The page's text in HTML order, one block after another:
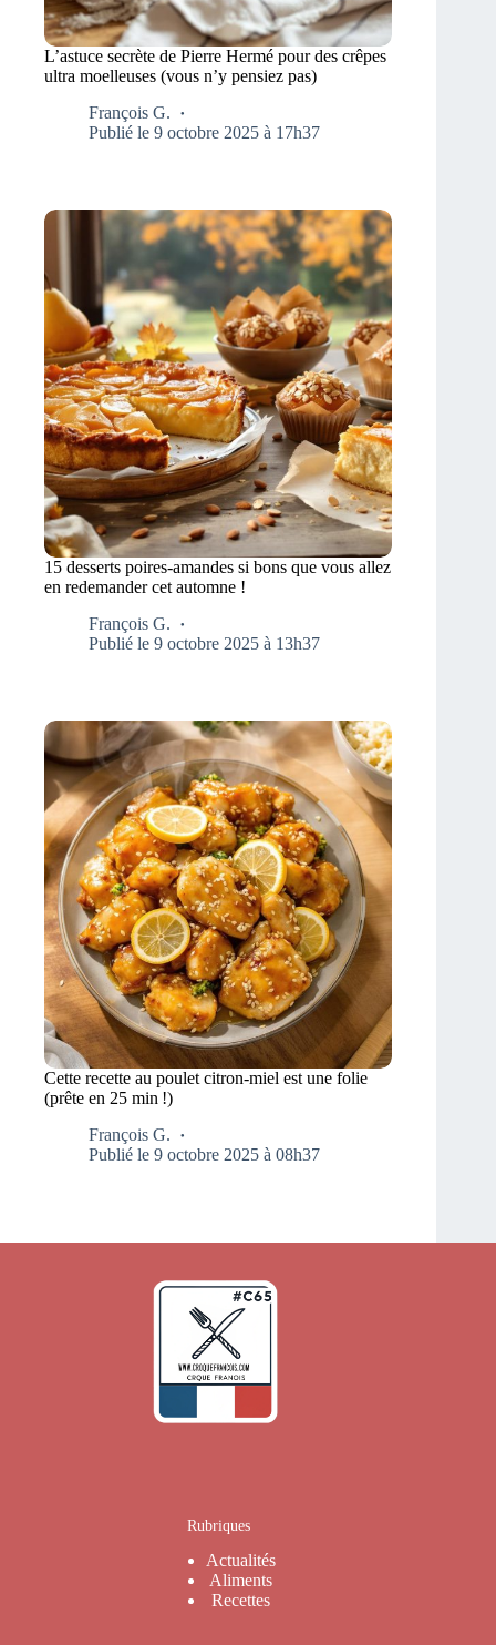
L’astuce secrète de Pierre Hermé pour des crêpes
ultra moelleuses (vous n’y pensiez pas)
François G.
Publié le 9 octobre 2025 à 17h37
15 desserts poires-amandes si bons que vous allez
en redemander cet automne !
François G.
Publié le 9 octobre 2025 à 13h37
Cette recette au poulet citron-miel est une folie
(prête en 25 min !)
François G.
Publié le 9 octobre 2025 à 08h37
Rubriques
Actualités
Aliments
Recettes